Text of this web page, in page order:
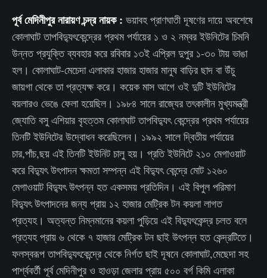
পূর্ব মেদিনীপুর নারায়ণ চন্দ্র নায়ক : ভয়াবহ প্রাণঘাতী দূষণের দায়ে অবশেষে
কোলাঘাট তাপবিদ্যুৎকেন্দ্রের প্রথম পর্যায়ের ১ ও ২ নম্বর ইউনিটের চিমনি
উন্নত প্রযুক্তি ব্যবহার করে রবিবার ১৩ই এপ্রিল দুপুর ১-৩০ টায় ভাঙা
হল। কোলাঘাট-মেচেদা এলাকার হাজার হাজার মানুষ বাড়ির ছাদ বা উঁচু
জায়গা থেকে তা প্রত্যক্ষ করে। কয়েক মাস আগে ওই দুটি ইউনিটের
বয়লারও ভেঙে ফেলা হয়েছিল। ১৯৮৪ সালে রাজ্যের তৎকালীন মুখ্যমন্ত্রী
জ্যোতি বসু এশিয়ার বৃহত্তম কোলাঘাট তাপবিদ্যুৎ কেন্দ্রের প্রথম পর্যায়ের
তিনটি ইউনিটের উদ্বোধন করেছিলেন। ১৯৯২ সালে দ্বিতীয় পর্যায়ের
চার,পাঁচ,ছয় এই তিনটি ইউনিট চালু হয়। প্রতি ইউনিটে ২১০ মেগাওয়াট
করে বিদ্যুৎ উৎপাদন ক্ষমতা সম্পন্ন এই বিদ্যুৎ কেন্দ্রে মোট ১২৬০
মেগাওয়াট বিদ্যুৎ উৎপন্ন হত একসময় প্রতিদিন। এই বিপুল পরিমাণ
বিদ্যুৎ উৎপাদনের জন্য প্রায় ১২ হাজার মেট্রিক টন কয়লা লাগত
প্রত্যহ। অত্যন্ত নিম্নমানের কয়লা পুড়িয়ে এই বিদ্যুৎকেন্দ্র চলত বলে
প্রত্যহ প্রায় ৬ থেকে ৭ হাজার মেট্রিক টন ছাই উৎপন্ন হত কেন্দ্রটিতে।
ফলস্বরূপ তাপবিদ্যুৎকেন্দ্রে থেকে নির্গত ছাই দূষনে কোলাঘাট,মেছেদা সহ
পার্শ্ববর্তী পূর্ব মেদিনীপুর ও হাওড়া জেলার প্রায় ৫০০ বর্গ কিমি এলাকা